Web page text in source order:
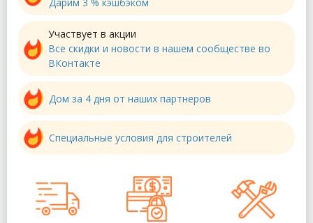
Дарим 3 % кэшбэком
Участвует в акции
Все скидки и новости в нашем сообществе во
ВКонтакте
Дом за 4 дня от наших партнеров
Специальные условия для строителей